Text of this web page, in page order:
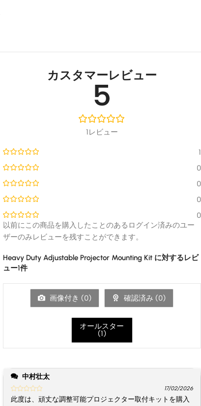
カスタマーレビュー
5
1レビュー
1
0
0
0
0
Heavy Duty Adjustable Projector Mounting Kitに対するレビ
ュー1件
画像付き (0) 確認済み (0)
オールスター
(1)
中村壮太
17/02/2026
此度は、頑丈な調整可能プロジェクター取付キットを購入
以前にこの商品を購入したことのあるログイン済みのユー
ザーのみレビューを残すことができます。